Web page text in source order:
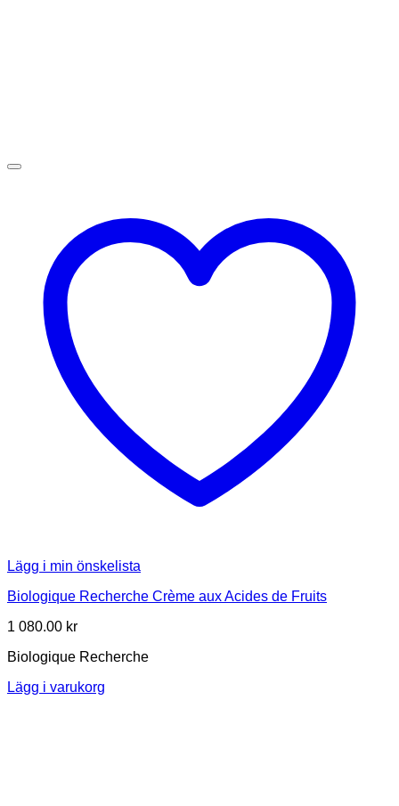
Lägg i min önskelista
Biologique Recherche Crème aux Acides de Fruits
1 080.00 kr
Biologique Recherche
Lägg i varukorg